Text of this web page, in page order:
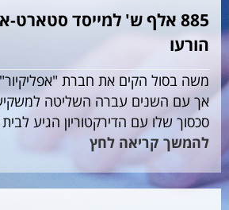
885 אלף ש' למייסד
הורעו
משה בסול הקים את חברת
אך עם השנים עברה השליטה
סכסוך שלו עם הדירקטוריון הגיע
להמשך קריאה לחץ